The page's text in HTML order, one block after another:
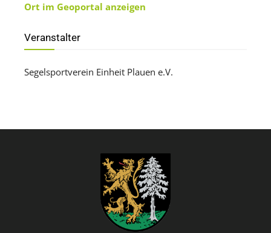
Ort im Geoportal anzeigen
Veranstalter
Segelsportverein Einheit Plauen e.V.